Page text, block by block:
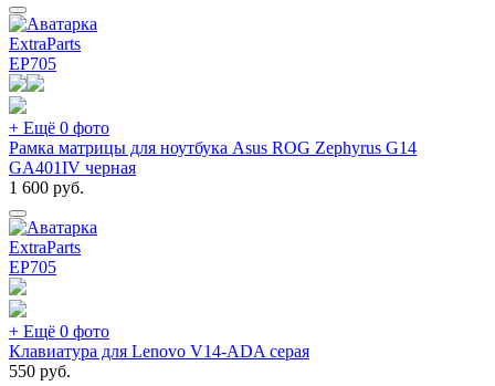
ExtraParts
EP705
+ Ещё 0 фото
Рамка матрицы для ноутбука Asus ROG Zephyrus G14
GA401IV черная
1 600 руб.
ExtraParts
EP705
+ Ещё 0 фото
Клавиатура для Lenovo V14-ADA серая
550 руб.